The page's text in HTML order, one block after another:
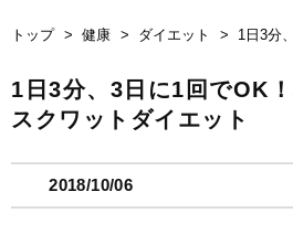
トップ 健康 ダイエット 1日3分
1日3分、3日に1回でOK
スクワットダイエット
2018/10/06